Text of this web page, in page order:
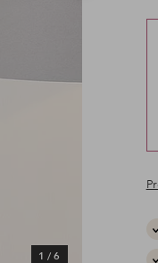
1 / 6